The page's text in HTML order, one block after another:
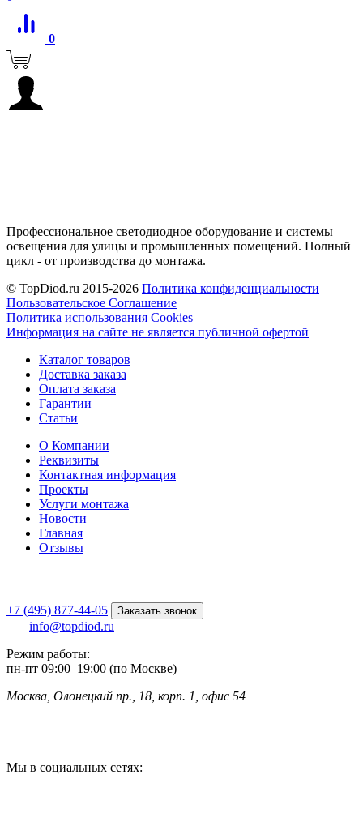
0
Профессиональное светодиодное оборудование и системы
освещения для улицы и промышленных помещений. Полный
цикл - от производства до монтажа.
© TopDiod.ru 2015-2026 Политика конфиденциальности
Пользовательское Соглашение
Политика использования Cookies
Информация на сайте не является публичной офертой
Каталог товаров
Доставка заказа
Оплата заказа
Гарантии
Статьи
О Компании
Реквизиты
Контактная информация
Проекты
Услуги монтажа
Новости
Главная
Отзывы
+7 (495) 877-44-05 Заказать звонок
info@topdiod.ru
Режим работы:
пн-пт 09:00–19:00 (по Москве)
Москва, Олонецкий пр., 18, корп. 1, офис 54
Мы в социальных сетях: